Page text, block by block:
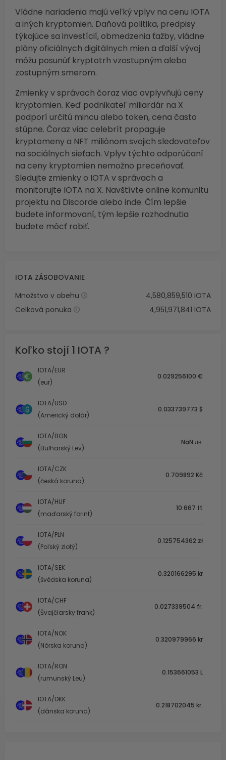
Vládne nariadenia majú veľký vplyv na cenu IOTA
a iných kryptomien. Daňová politika, predpisy
týkajúce sa investícií, obmedzenia ťažby, vládne
plány oficiálnych digitálnych mien a ďalší vývoj
môžu posunúť kryptotrh vzostupným alebo
zostupným smerom.
Zmienky v správach čoraz viac ovplyvňujú ceny
kryptomien. Keď podnikateľ miliardár na X
podporí určitú mincu alebo token, cena často
stúpne. Čoraz viac celebrít propaguje
kryptomeny a NFT miliónom svojich sledovateľov
na sociálnych sieťach. Vplyv týchto odporúčaní
na ceny kryptomien nemožno preceňovať.
Sledujte zmienky o IOTA v správach a
monitorujte IOTA na X. Navštívte online komunitu
projektu na Discorde alebo inde. Čím lepšie
budete informovaní, tým lepšie rozhodnutia
budete môcť robiť.
IOTA ZÁSOBOVANIE
Množstvo v obehu
4,580,859,510 IOTA
Celková ponuka
4,951,971,841 IOTA
Koľko stojí 1 IOTA ?
IOTA/EUR
(eur)
0.029256100 €
IOTA/USD
(Americký dolár)
0.033739773 $
IOTA/BGN
(Bulharský Lev)
NaN лв.
IOTA/CZK
(česká koruna)
0.709892 Kč
IOTA/HUF
(maďarský forint)
10.667 ft
IOTA/PLN
(Poľský zlotý)
0.125754362 zł
IOTA/SEK
(švédska koruna)
0.320166295 kr
IOTA/CHF
(Švajčiarsky frank)
0.027339504 fr.
IOTA/NOK
(Nórska koruna)
0.320979966 kr
IOTA/RON
(rumunský Leu)
0.153661053 L
IOTA/DKK
(dánska koruna)
0.218702045 kr.